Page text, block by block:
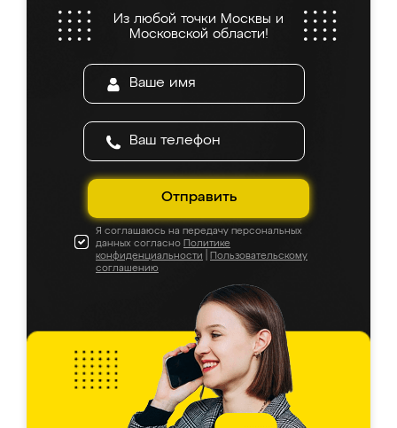
Из любой точки Москвы и
Московской области!
Отправить
Я соглашаюсь на передачу персональных
данных согласно Политике
конфиденциальности
Пользовательскому
соглашению